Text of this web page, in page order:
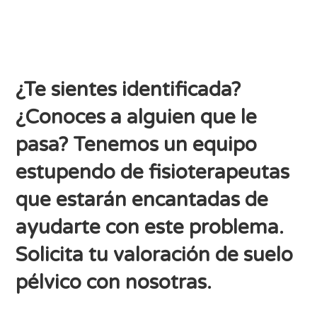
¿Te sientes identificada?
¿Conoces a alguien que le
pasa? Tenemos un equipo
estupendo de fisioterapeutas
que estarán encantadas de
ayudarte con este problema.
Solicita tu valoración de suelo
pélvico con nosotras.